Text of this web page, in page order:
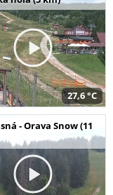
27,6 °C
- Orava Snow (11